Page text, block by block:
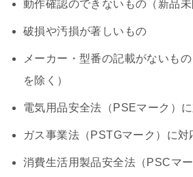
動作確認のできないもの（新品未
破損や汚損が著しいもの
メーカー・型番の記載がないも
を除く）
電気用品安全法（PSEマーク）
ガス事業法（PSTGマーク）に対
消費生活用製品安全法（PSCマ